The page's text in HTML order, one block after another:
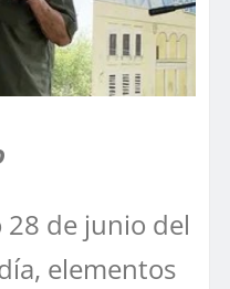
28 de junio del
elementos